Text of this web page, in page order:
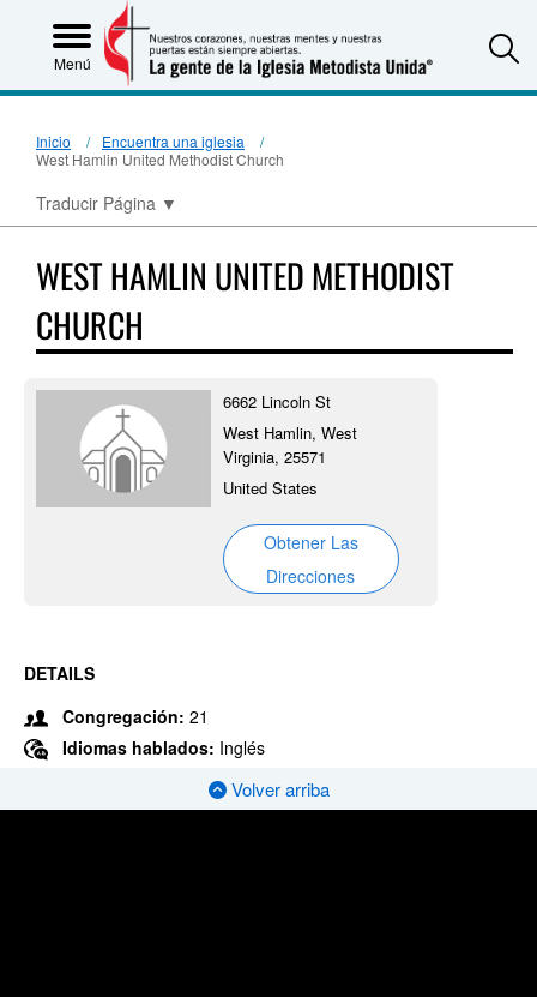
Menú
Inicio
Encuentra una iglesia
West Hamlin United Methodist Church
Traducir Página ▼
WEST HAMLIN UNITED METHODIST
CHURCH
6662 Lincoln St
West Hamlin, West
Virginia, 25571
United States
Obtener Las
Direcciones
DETAILS
Congregación: 21
Idiomas hablados: Inglés
Volver arriba